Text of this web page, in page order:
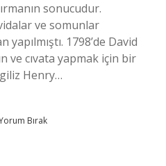
sonucudur.
ve somunlar
1798’de David
ve cıvata yapmak için bir
Henry…
Bırak